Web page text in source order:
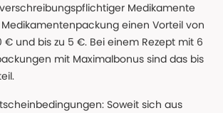
Medikamente
einen Vorteil von
€ und bis zu 5 €. Bei einem Rezept mit 6
mit Maximalbonus sind das bis
Soweit sich aus